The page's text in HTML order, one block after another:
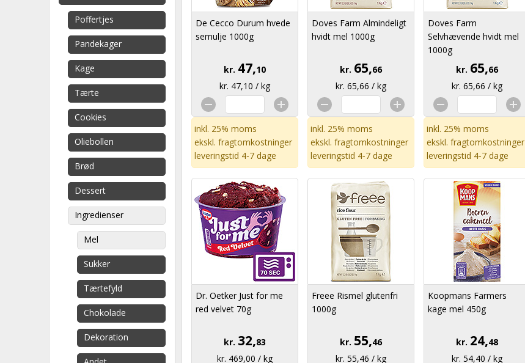
Poffertjes
Pandekager
Kage
Tærte
Cookies
Oliebollen
Brød
Dessert
Ingredienser
Mel
Sukker
Tærtefyld
Chokolade
Dekoration
De Cecco Durum hvede
semulje 1000g
kr. 47,10
kr. 47,10 / kg
inkl. 25% moms
ekskl. fragtomkostninger
leveringstid 4-7 dage
Doves Farm Almindeligt
hvidt mel 1000g
kr. 65,66
kr. 65,66 / kg
inkl. 25% moms
ekskl. fragtomkostninger
leveringstid 4-7 dage
Doves Farm
Selvhævende hvidt mel
1000g
kr. 65,66
kr. 65,66 / kg
inkl. 25% moms
ekskl. fragtomkostninger
leveringstid 4-7 dage
Dr. Oetker Just for me
red velvet 70g
kr. 32,83
kr. 469,00 / kg
Freee Rismel glutenfri
1000g
kr. 55,46
kr. 55,46 / kg
Koopmans Farmers
kage mel 450g
kr. 24,48
kr. 54,40 / kg